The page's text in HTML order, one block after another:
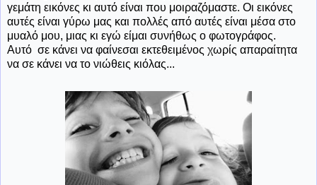
γεμάτη εικόνες κι αυτό είναι που μοιραζόμαστε. Οι εικόνες
αυτές είναι γύρω μας και πολλές από αυτές είναι μέσα στο
μυαλό μου, μιας κι εγώ είμαι συνήθως ο φωτογράφος.
Αυτό σε κάνει να φαίνεσαι εκτεθειμένος χωρίς απαραίτητα
να σε κάνει να το νιώθεις κιόλας...